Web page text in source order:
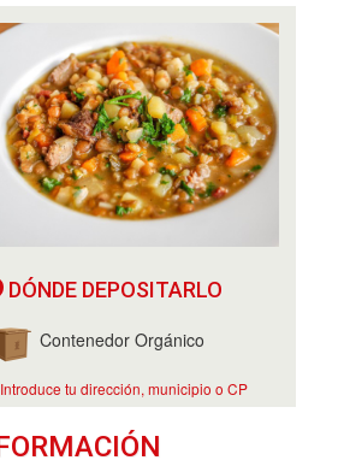
DÓNDE DEPOSITARLO
Contenedor Orgánico
Introduce tu dirección, municipio o CP